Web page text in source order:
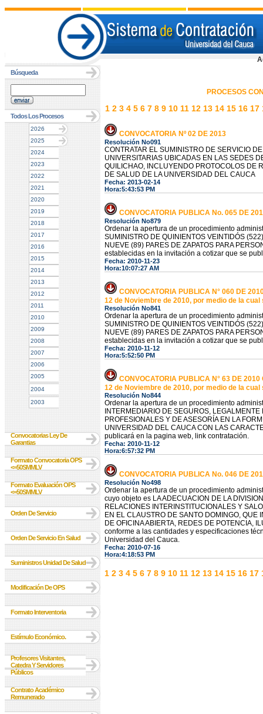
Búsqueda
Todos Los Procesos
2026
2025
2024
2023
2022
2021
2020
2019
2018
2017
2016
2015
2014
2013
2012
2011
2010
2009
2008
2007
2006
2005
2004
2003
Convocatorias Ley De
Garantias
Formato Convocatoria OPS
<=50SMMLV
Formato Evaluación OPS
<=50SMMLV
Orden De Servicio
Orden De Servicio En Salud
Suministros Unidad De Salud
Modificación De OPS
Formato Interventoria
Estímulo Económico.
Profesores Visitantes,
Catedra Y Servidores
Públicos
Contrato Académico
Remunerado
PROCESOS
1 2 3 4 5 6 7 8 9 10 11 12 13 14 15 16 17
CONVOCATORIA Nº 02 DE 2013
Resolución No091
CONTRATAR EL SUMINISTRO DE SERVICIO
UNIVERSITARIAS UBICADAS EN LAS SEDES
QUILICHAO, INCLUYENDO PROTOCOLOS DE
DE SALUD DE LA UNIVERSIDAD DEL CAUCA
Fecha: 2013-02-14
Hora:5:43:53 PM
CONVOCATORIA PUBLICA No. 065 DE
Resolución No879
Ordenar la apertura de un procedimiento
SUMINISTRO DE QUINIENTOS VEINTIDÓS
NUEVE (89) PARES DE ZAPATOS PARA
establecidas en la invitación a cotizar que se
Fecha: 2010-11-23
Hora:10:07:27 AM
CONVOCATORIA PUBLICA N° 060 DE
12 de Noviembre de 2010, por medio de la
Resolución No841
Ordenar la apertura de un procedimiento
SUMINISTRO DE QUINIENTOS VEINTIDÓS
NUEVE (89) PARES DE ZAPATOS PARA
establecidas en la invitación a cotizar que se
Fecha: 2010-11-12
Hora:5:52:50 PM
CONVOCATORIA PUBLICA N° 63 DE
12 de Noviembre de 2010, por medio de la
Resolución No844
Ordenar la apertura de un procedimiento
INTERMEDIARIO DE SEGUROS,
PROFESIONALES Y DE ASESORÍA EN LA
UNIVERSIDAD DEL CAUCA CON LAS
publicará en la pagina web, link contratación.
Fecha: 2010-11-12
Hora:6:57:32 PM
CONVOCATORIA PUBLICA No. 046 DE
Resolución No498
Ordenar la apertura de un procedimiento
cuyo objeto es LA ADECUACION DE LA
RELACIONES INTERINSTITUCIONALES Y
EN EL CLAUSTRO DE SANTO DOMINGO, QUE
DE OFICINA ABIERTA, REDES DE POTENCIA,
conforme a las cantidades y especificaciones
Universidad del Cauca.
Fecha: 2010-07-16
Hora:4:18:53 PM
1 2 3 4 5 6 7 8 9 10 11 12 13 14 15 16 17